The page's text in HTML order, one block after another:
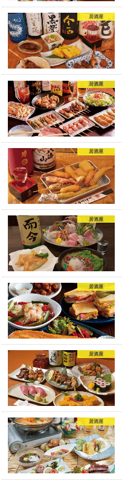
居酒屋
居酒屋
居酒屋
居酒屋
居酒屋
居酒屋
居酒屋